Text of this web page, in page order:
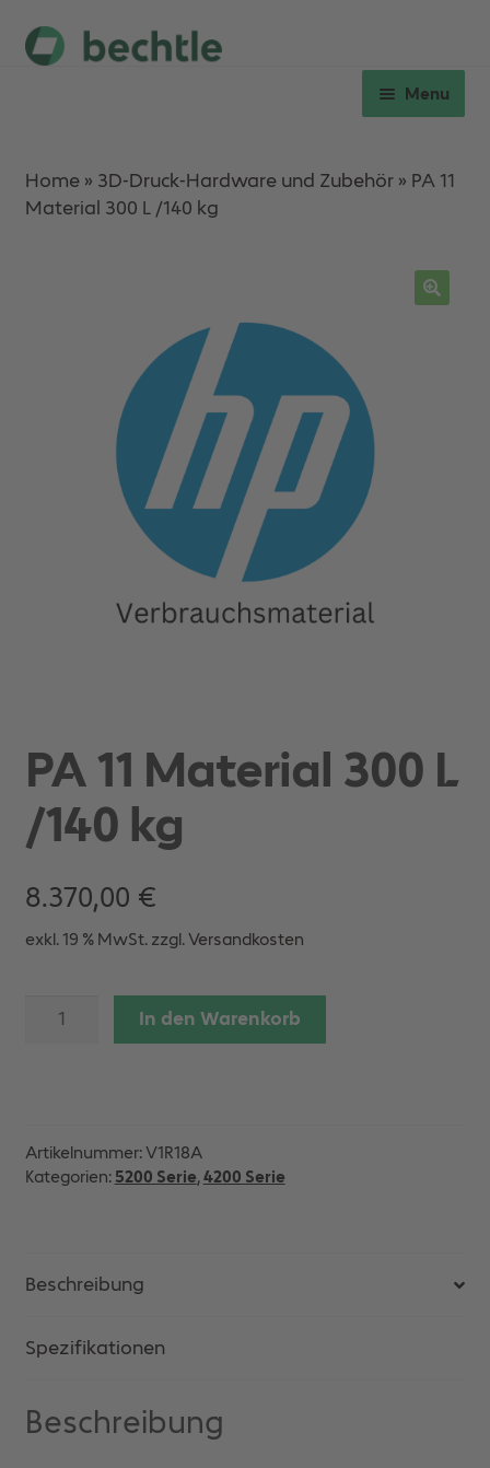
Skip
Skip
Menu
menu
Verbrauchsmaterial
menu
Ersatzteile & Service
Home» 3D-Druck-Hardware und Zubehör» PA 11
Material 300 L /140 kg
PA 11 Material 300 L
/140 kg
8.370,00 €
exkl. 19 % MwSt. zzgl.Versandkosten
/140
kg
In den Warenkorb
Artikelnummer:V1R18A
Kategorien: 5200 Serie,4200 Serie
Beschreibung
Spezifikationen
Beschreibung